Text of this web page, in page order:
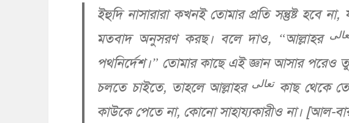
ইহুদি নাসারারা কখনই তোমার প্রতি সন্তুষ্ট হবে
মতবাদ অনুসরণ করছ। বলে দাও, “আল্লাহর
পথনির্দেশ।” তোমার কাছে এই জ্ঞান আসার পরেও
চলতে চাইতে, তাহলে আল্লাহর تعالىকাছ থেকে
কাউকে পেতে না, কোনো সাহায্যকারীও না। [আল-